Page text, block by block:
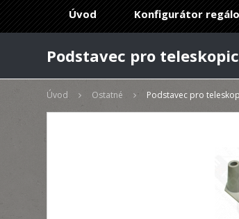
Úvod Konfigurátor
Podstavec pro
Úvod Ostatné Podstavec pro